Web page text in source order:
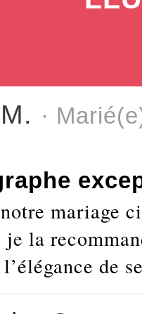
·
mariage
la
de